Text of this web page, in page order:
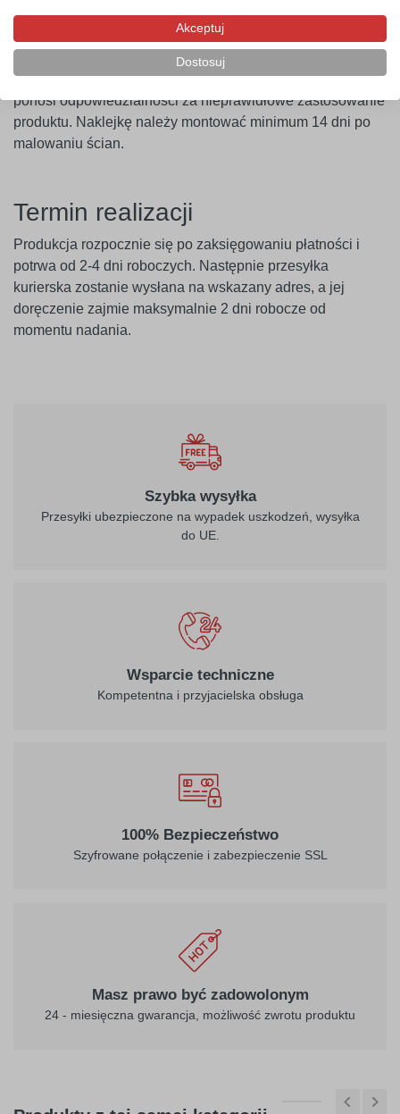
niepylących powierzchni. W przypadku ścian pokrytych
farbami o wysokiej zawartości lateksu (np. ceramicznymi,
plamoodpornymi) zalecamy wcześniejsze
przeprowadzenie próby przyczepności. Producent nie
ponosi odpowiedzialności za nieprawidłowe zastosowanie
produktu. Naklejkę należy montować minimum 14 dni po
malowaniu ścian.
Termin realizacji
Produkcja rozpocznie się po zaksięgowaniu płatności i
potrwa od 2-4 dni roboczych. Następnie przesyłka
kurierska zostanie wysłana na wskazany adres, a jej
doręczenie zajmie maksymalnie 2 dni robocze od
momentu nadania.
purpurowo-
312
burgund
czerwony
pomarańczowy
ciemny
fioletowy
różowy
Szybka wysyłka
Przesyłki ubezpieczone na wypadek uszkodzeń, wysyłka
do UE.
Wsparcie techniczne
Kompetentna i przyjacielska obsługa
100% Bezpieczeństwo
Szyfrowane połączenie i zabezpieczenie SSL
Masz prawo być zadowolonym
24 - miesięczna gwarancja, możliwość zwrotu produktu
Akceptuj
Dostosuj